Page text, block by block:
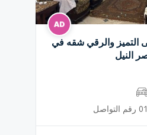
التميز والرقي شقه في